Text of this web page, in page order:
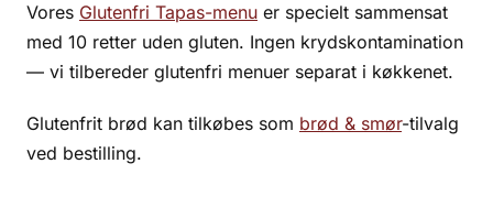
Vores Glutenfri Tapas-menu er specielt sammensat
med 10 retter uden gluten. Ingen krydskontamination
— vi tilbereder glutenfri menuer separat i køkkenet.
Glutenfrit brød kan tilkøbes som brød & smør-tilvalg
ved bestilling.